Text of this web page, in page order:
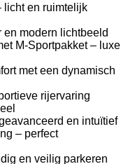
licht en ruimtelijk
modern lichtbeeld
M-Sportpakket – luxe
met een dynamisch
rijervaring
en intuïtief
– perfect
en veilig parkeren